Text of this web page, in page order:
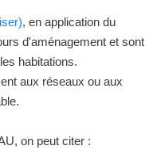
, en application du
d'aménagement et sont
habitations.
aux réseaux ou aux
on peut citer :